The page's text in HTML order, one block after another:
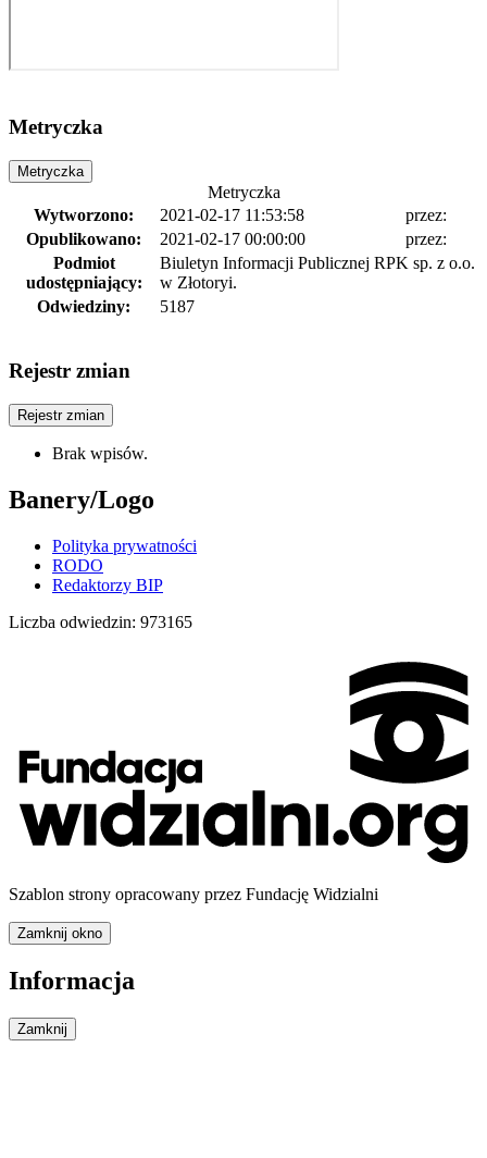
Metryczka
Metryczka
Metryczka
Wytworzono:
2021-02-17 11:53:58
przez:
Opublikowano:
2021-02-17 00:00:00
przez:
Podmiot
udostępniający:
Biuletyn Informacji Publicznej RPK sp. z o.o.
w Złotoryi.
Odwiedziny:
5187
Rejestr zmian
Rejestr zmian
Brak wpisów.
Banery/Logo
Polityka prywatności
RODO
Redaktorzy BIP
Liczba odwiedzin: 973165
Szablon strony opracowany przez Fundację Widzialni
Zamknij okno
Informacja
Zamknij